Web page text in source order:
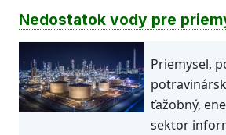
Nedostatok vody pre
Priemysel,
ťažobný,
sektor